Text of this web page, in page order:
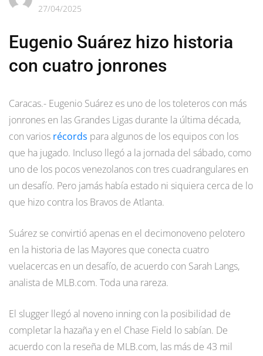
27/04/2025
Eugenio Suárez hizo historia
con cuatro jonrones
Caracas.- Eugenio Suárez es uno de los toleteros con más
jonrones en las Grandes Ligas durante la última década,
con varios récords para algunos de los equipos con los
que ha jugado. Incluso llegó a la jornada del sábado, como
uno de los pocos venezolanos con tres cuadrangulares en
un desafío. Pero jamás había estado ni siquiera cerca de lo
que hizo contra los Bravos de Atlanta.
Suárez se convirtió apenas en el decimonoveno pelotero
en la historia de las Mayores que conecta cuatro
vuelacercas en un desafío, de acuerdo con Sarah Langs,
analista de MLB.com. Toda una rareza.
El slugger llegó al noveno inning con la posibilidad de
completar la hazaña y en el Chase Field lo sabían. De
acuerdo con la reseña de MLB.com, las más de 43 mil